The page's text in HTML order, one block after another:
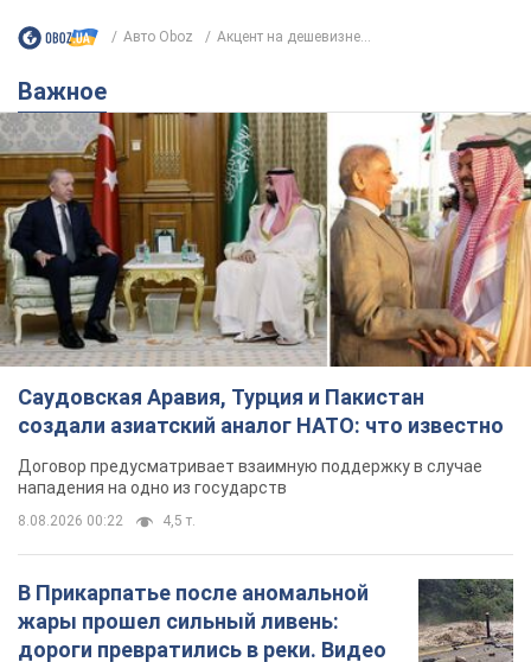
Авто Oboz Акцент на дешевизне...
Важное
Саудовская Аравия, Турция и Пакистан
создали азиатский аналог НАТО: что известно
Договор предусматривает взаимную поддержку в случае
нападения на одно из государств
8.08.2026 00:22 4,5 т.
В Прикарпатье после аномальной
жары прошел сильный ливень:
дороги превратились в реки. Видео